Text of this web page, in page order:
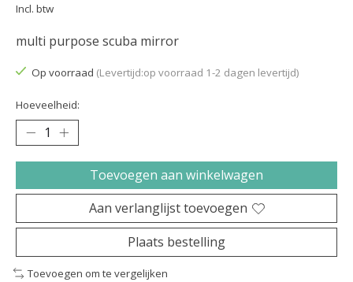
Incl. btw
multi purpose scuba mirror
Op voorraad (Levertijd:op voorraad 1-2 dagen levertijd)
Hoeveelheid:
Toevoegen aan winkelwagen
Aan verlanglijst toevoegen
Plaats bestelling
Toevoegen om te vergelijken